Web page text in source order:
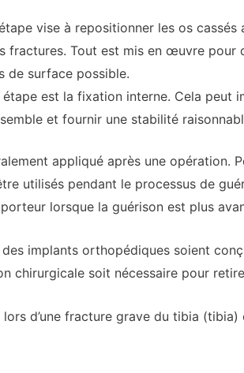
vise à repositionner les os cassés
fractures. Tout est mis en œuvre pour
de surface possible.
étape est la fixation interne. Cela peut
et fournir une stabilité
appliqué après une
utilisés pendant le processus de
lorsque la guérison est plus
implants orthopédiques soient
chirurgicale soit nécessaire pour
lors d’une fracture grave du tibia